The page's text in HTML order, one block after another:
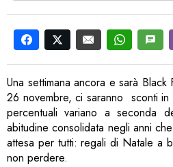
Una settimana ancora e sarà
26 novembre, ci saranno sconti in
percentuali variano a seconda
abitudine consolidata negli anni
attesa per tutti: regali di Natale a
non perdere.